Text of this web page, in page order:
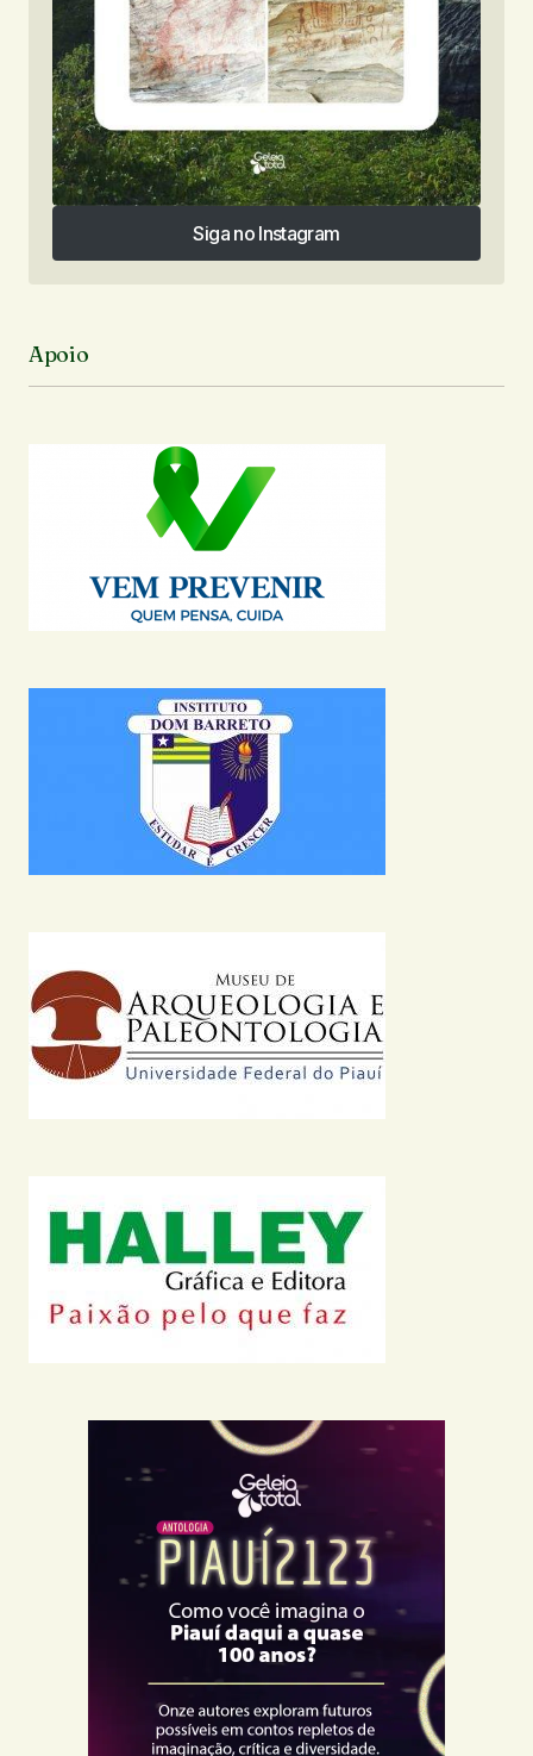
Siga no Instagram
Siga no Instagram
Apoio